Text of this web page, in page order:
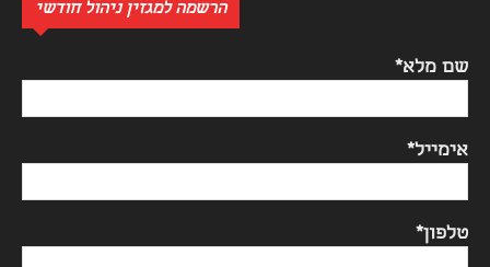
הרשמה למגזין ניהול חודשי
שם מלא*
אימייל*
טלפון*